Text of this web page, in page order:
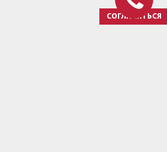
Новости
СОГЛАСИТЬСЯ